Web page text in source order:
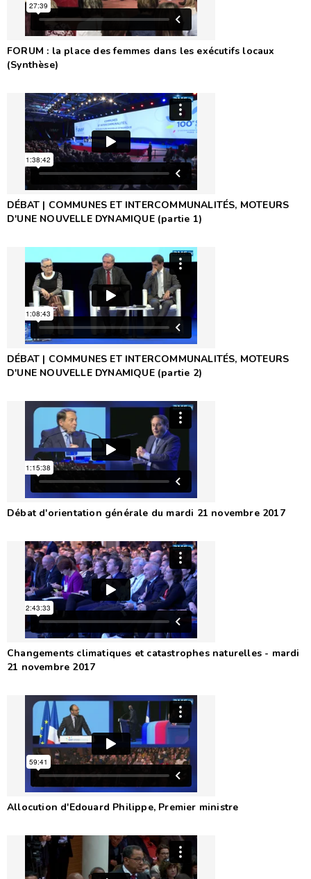
FORUM : la place des femmes dans les exécutifs locaux
(Synthèse)
DÉBAT | COMMUNES ET INTERCOMMUNALITÉS, MOTEURS
D'UNE NOUVELLE DYNAMIQUE (partie 1)
DÉBAT | COMMUNES ET INTERCOMMUNALITÉS, MOTEURS
D'UNE NOUVELLE DYNAMIQUE (partie 2)
Débat d'orientation générale du mardi 21 novembre 2017
Changements climatiques et catastrophes naturelles - mardi
21 novembre 2017
Allocution d'Edouard Philippe, Premier ministre